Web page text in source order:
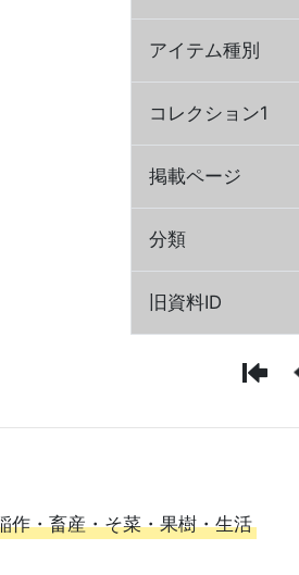
アイテム種別
コレクション1
掲載ページ
分類
旧資料ID
・畜産・そ菜・果樹・生活